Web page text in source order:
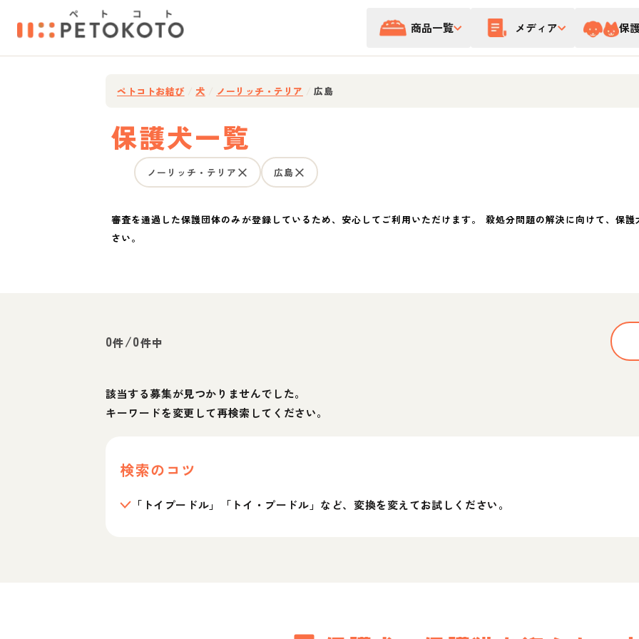
商品一覧 メディア 保
ペトコトお結び 犬 ノーリッチ・テリア 広島
保護犬一覧
ノーリッチ・テリア 広島
審査を通過した保護団体のみが登録しているため、安心してご利用いただけます。 殺処分問題の解決に向けて、保
さい。
0件/0件中
該当する募集が見つかりませんでした。
キーワードを変更して再検索してください。
検索のコツ
「トイプードル」「トイ・プードル」など、変換を変えてお試しください。